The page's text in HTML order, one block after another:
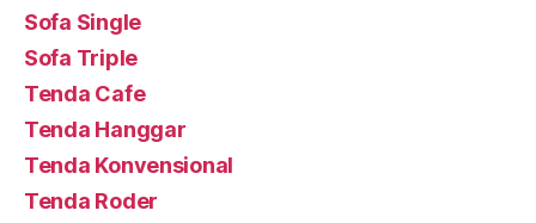
Sofa Single
Sofa Triple
Tenda Cafe
Tenda Hanggar
Tenda Konvensional
Tenda Roder